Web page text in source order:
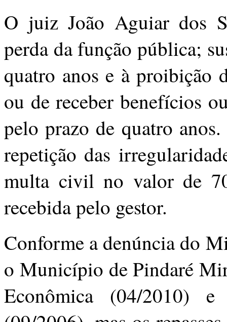
O juiz João Aguiar dos
perda da função pública;
quatro anos e à proibição
ou de receber benefícios
pelo prazo de quatro
repetição das
multa civil no valor de
recebida pelo gestor.
Conforme a denúncia do
o Município de Pindaré
Econômica (04/2010)